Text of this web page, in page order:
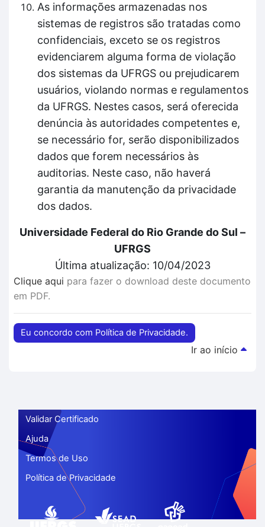
As informações armazenadas nos
sistemas de registros são tratadas como
confidenciais, exceto se os registros
evidenciarem alguma forma de violação
dos sistemas da UFRGS ou prejudicarem
usuários, violando normas e regulamentos
da UFRGS. Nestes casos, será oferecida
denúncia às autoridades competentes e,
se necessário for, serão disponibilizados
dados que forem necessários às
auditorias. Neste caso, não haverá
garantia da manutenção da privacidade
dos dados.
Universidade Federal do Rio Grande do Sul –
UFRGS
Última atualização: 10/04/2023
Clique aqui para fazer o download deste documento
em PDF.
Eu concordo com Política de Privacidade.
Ir ao início
Validar Certificado
Ajuda
Termos de Uso
Política de Privacidade